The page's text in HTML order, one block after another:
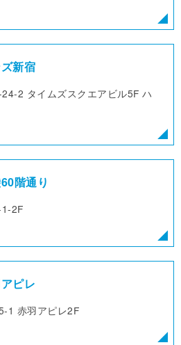
新宿
2 タイムズスクエアビル5F ハ
階通り
2F
ピレ
1 赤羽アピレ2F